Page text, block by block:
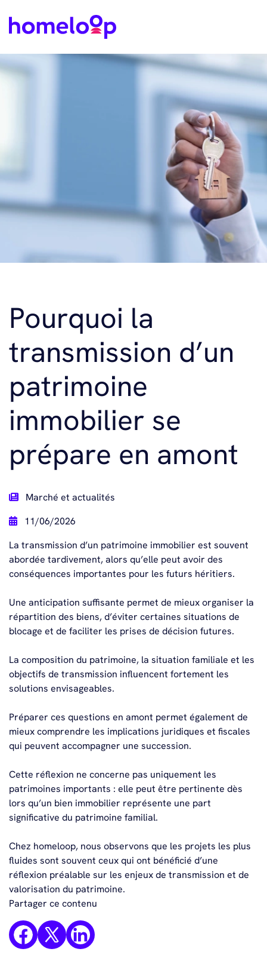
Pourquoi la
transmission d’un
patrimoine
immobilier se
prépare en amont
Marché et actualités
11/06/2026
La transmission d’un patrimoine immobilier est souvent
abordée tardivement, alors qu’elle peut avoir des
conséquences importantes pour les futurs héritiers.
Une anticipation suffisante permet de mieux organiser la
répartition des biens, d’éviter certaines situations de
blocage et de faciliter les prises de décision futures.
La composition du patrimoine, la situation familiale et les
objectifs de transmission influencent fortement les
solutions envisageables.
Préparer ces questions en amont permet également de
mieux comprendre les implications juridiques et fiscales
qui peuvent accompagner une succession.
Cette réflexion ne concerne pas uniquement les
patrimoines importants : elle peut être pertinente dès
lors qu’un bien immobilier représente une part
significative du patrimoine familial.
Chez homeloop, nous observons que les projets les plus
fluides sont souvent ceux qui ont bénéficié d’une
réflexion préalable sur les enjeux de transmission et de
valorisation du patrimoine.
Partager ce contenu